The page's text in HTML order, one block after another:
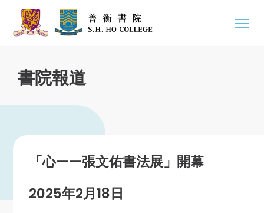
書院報道
「心——張文佑書法展」開幕
2025年2月18日